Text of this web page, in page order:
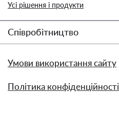
Усі рішення і продукти
Співробітництво
Умови використання сайту
Політика конфіденційності